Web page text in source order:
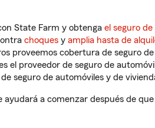
State Farm y obtenga el seguro
choques y amplia hasta de
proveemos cobertura de seguro
el proveedor de seguro de
seguro de automóviles y de
a comenzar después de